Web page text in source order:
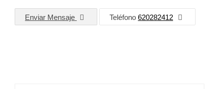
Enviar Mensaje Teléfono 620282412